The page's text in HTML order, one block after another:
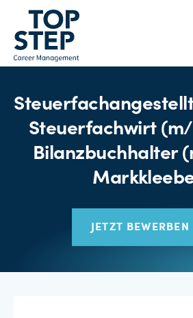
Steuerfachwirt
Bilanzbuchhalter
JETZT BEWERBEN